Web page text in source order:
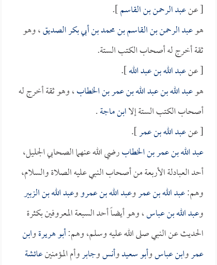
[ عنعبد الرحمن بن القاسم].
هوعبد الرحمن بن القاسم بن محمد بن أبي بكر الصديق، وهو
ثقة أخرج له أصحاب الكتب الستة.
[ عنعبد الله بن عبد الله].
هوعبد الله بن عبد الله بن عمر بن الخطاب، وهو ثقة أخرج له
أصحاب الكتب الستة إلاابن ماجة.
[ عنعبد الله بن عمر].
عبد الله بن عمر بن الخطابرضي الله عنهما الصحابي الجليل،
أحد العبادلة الأربعة من أصحاب النبي عليه الصلاة والسلام،
وهم:عبد الله بن عمروعبد الله بن عمرووعبد الله بن الزبير
وعبد الله بن عباس، وهو أيضاً أحد السبعة المعروفين بكثرة
الحديث عن النبي صلى الله عليه وسلم، وهم:أبو هريرةوابن
عمروابن عباسوأبو سعيدوأنسوجابروأم المؤمنينعائشة